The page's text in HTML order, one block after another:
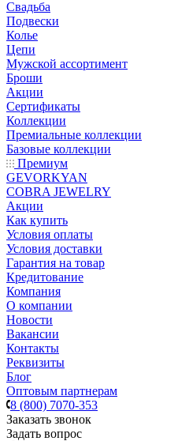
Свадьба
Подвески
Колье
Цепи
Мужской ассортимент
Броши
Акции
Сертификаты
Коллекции
Премиальные коллекции
Базовые коллекции
Премиум
GEVORKYAN
COBRA JEWELRY
Акции
Как купить
Условия оплаты
Условия доставки
Гарантия на товар
Кредитование
Компания
О компании
Новости
Вакансии
Контакты
Реквизиты
Блог
Оптовым партнерам
8 (800) 7070-353
Заказать звонок
Задать вопрос